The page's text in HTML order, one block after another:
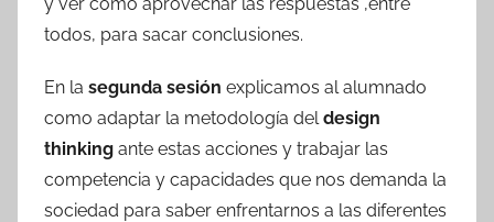
todos, para sacar conclusiones.
En la segunda sesión explicamos al alumnado
como adaptar la metodología del design
thinking ante estas acciones y trabajar las
competencia y capacidades que nos demanda la
sociedad para saber enfrentarnos a las diferentes